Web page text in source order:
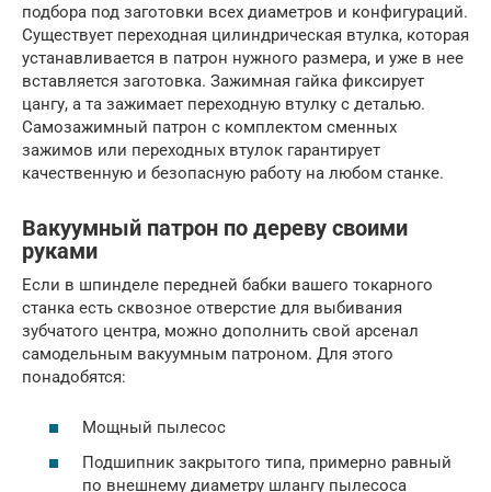
подбора под заготовки всех диаметров и конфигураций.
Существует переходная цилиндрическая втулка, которая
устанавливается в патрон нужного размера, и уже в нее
вставляется заготовка. Зажимная гайка фиксирует
цангу, а та зажимает переходную втулку с деталью.
Самозажимный патрон с комплектом сменных
зажимов или переходных втулок гарантирует
качественную и безопасную работу на любом станке.
Вакуумный патрон по дереву своими
руками
Если в шпинделе передней бабки вашего токарного
станка есть сквозное отверстие для выбивания
зубчатого центра, можно дополнить свой арсенал
самодельным вакуумным патроном. Для этого
понадобятся:
Мощный пылесос
Подшипник закрытого типа, примерно равный
по внешнему диаметру шлангу пылесоса